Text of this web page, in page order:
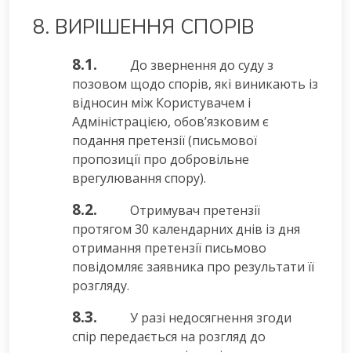
8. ВИРІШЕННЯ СПОРІВ
8.1.
До звернення до суду з
позовом щодо спорів, які виникають із
відносин між Користувачем і
Адміністрацією, обов’язковим є
подання претензії (письмової
пропозиції про добровільне
врегулювання спору).
8.2.
Отримувач претензії
протягом 30 календарних днів із дня
отримання претензії письмово
повідомляє заявника про результати її
розгляду.
8.3.
У разі недосягнення згоди
спір передається на розгляд до